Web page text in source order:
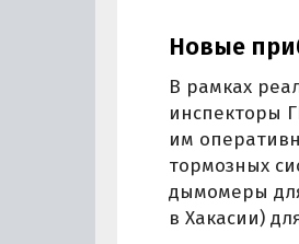
Новые
В рамках
инспекторы
им
тормозных
дымомеры
в Хакасии)